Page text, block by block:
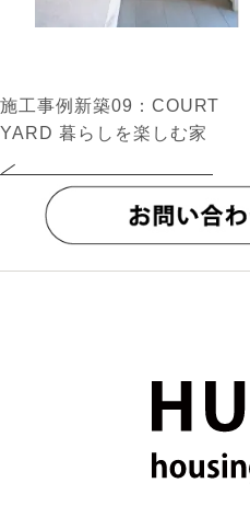
施工事例新築09：COURT
YARD 暮らしを楽しむ家